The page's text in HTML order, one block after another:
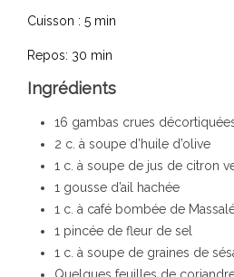
Cuisson : 5 min
Repos: 30 min
Ingrédients
16 gambas crues
2 c. à soupe d’huile d’olive
1 c. à soupe de jus de citron
1 gousse d’ail hachée
1 c. à café bombée de
1 pincée de fleur de sel
1 c. à soupe de graines de
Quelques feuilles de